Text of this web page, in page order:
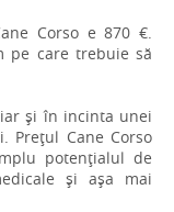
Corso e 870 €.
pe care trebuie să
și în incinta unei
Cane Corso
potențialul de
și așa mai